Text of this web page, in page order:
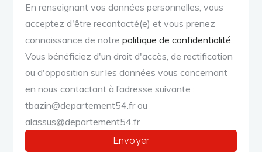
En renseignant vos données personnelles, vous
acceptez d'être recontacté(e) et vous prenez
connaissance de notrepolitique de confidentialité
Vous bénéficiez d'un droit d'accès, de rectification
ou d'opposition sur les données vous concernant
en nous contactant à l’adresse suivante :
tbazin@departement54.fr ou
alassus@departement54.fr